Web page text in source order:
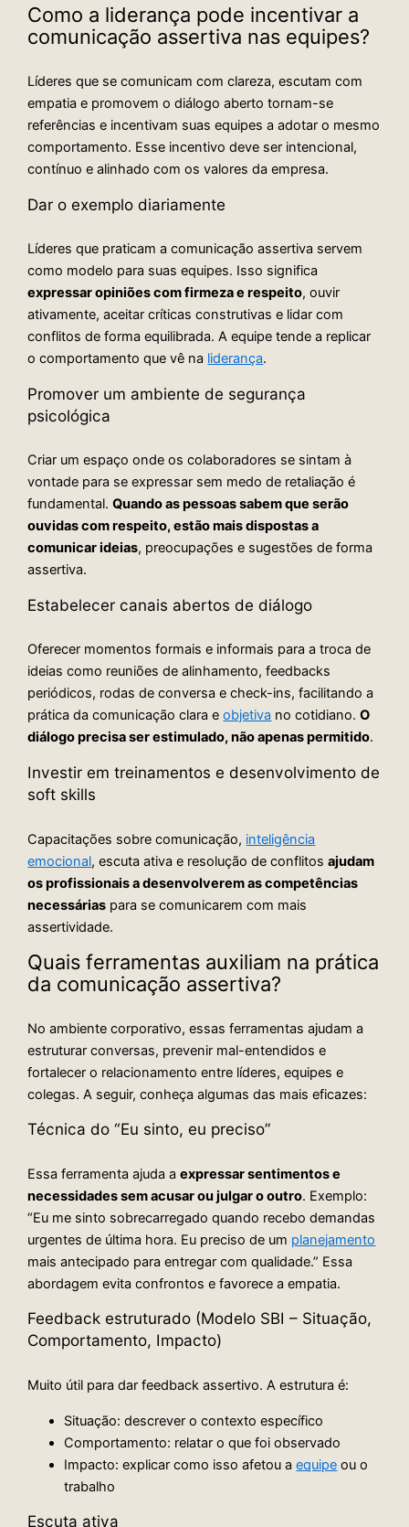
Como a liderança pode incentivar a
comunicação assertiva nas equipes?
Líderes que se comunicam com clareza, escutam com
empatia e promovem o diálogo aberto tornam-se
referências e incentivam suas equipes a adotar o mesmo
comportamento. Esse incentivo deve ser intencional,
contínuo e alinhado com os valores da empresa.
Dar o exemplo diariamente
Líderes que praticam a comunicação assertiva servem
como modelo para suas equipes. Isso significa
expressar opiniões com firmeza e respeito, ouvir
ativamente, aceitar críticas construtivas e lidar com
conflitos de forma equilibrada. A equipe tende a replicar
o comportamento que vê na liderança.
Promover um ambiente de segurança
psicológica
Criar um espaço onde os colaboradores se sintam à
vontade para se expressar sem medo de retaliação é
fundamental.Quando as pessoas sabem que serão
ouvidas com respeito, estão mais dispostas a
comunicar ideias, preocupações e sugestões de forma
assertiva.
Estabelecer canais abertos de diálogo
Oferecer momentos formais e informais para a troca de
ideias como reuniões de alinhamento, feedbacks
periódicos, rodas de conversa e check-ins, facilitando a
prática da comunicação clara eobjetiva no cotidiano.O
diálogo precisa ser estimulado, não apenas permitido.
Investir em treinamentos e desenvolvimento de
soft skills
Capacitações sobre comunicação, inteligência
emocional, escuta ativa e resolução de conflitosajudam
os profissionais a desenvolverem as competências
necessárias para se comunicarem com mais
assertividade.
Quais ferramentas auxiliam na prática
da comunicação assertiva?
No ambiente corporativo, essas ferramentas ajudam a
estruturar conversas, prevenir mal-entendidos e
fortalecer o relacionamento entre líderes, equipes e
colegas. A seguir, conheça algumas das mais eficazes:
Técnica do “Eu sinto, eu preciso”
Essa ferramenta ajuda aexpressar sentimentos e
necessidades sem acusar ou julgar o outro. Exemplo:
“Eu me sinto sobrecarregado quando recebo demandas
urgentes de última hora. Eu preciso de um planejamento
mais antecipado para entregar com qualidade.” Essa
abordagem evita confrontos e favorece a empatia.
Feedback estruturado (Modelo SBI – Situação,
Comportamento, Impacto)
Muito útil para dar feedback assertivo. A estrutura é:
Situação: descrever o contexto específico
Comportamento: relatar o que foi observado
Impacto: explicar como isso afetou aequipe ou o
trabalho
Escuta ativa